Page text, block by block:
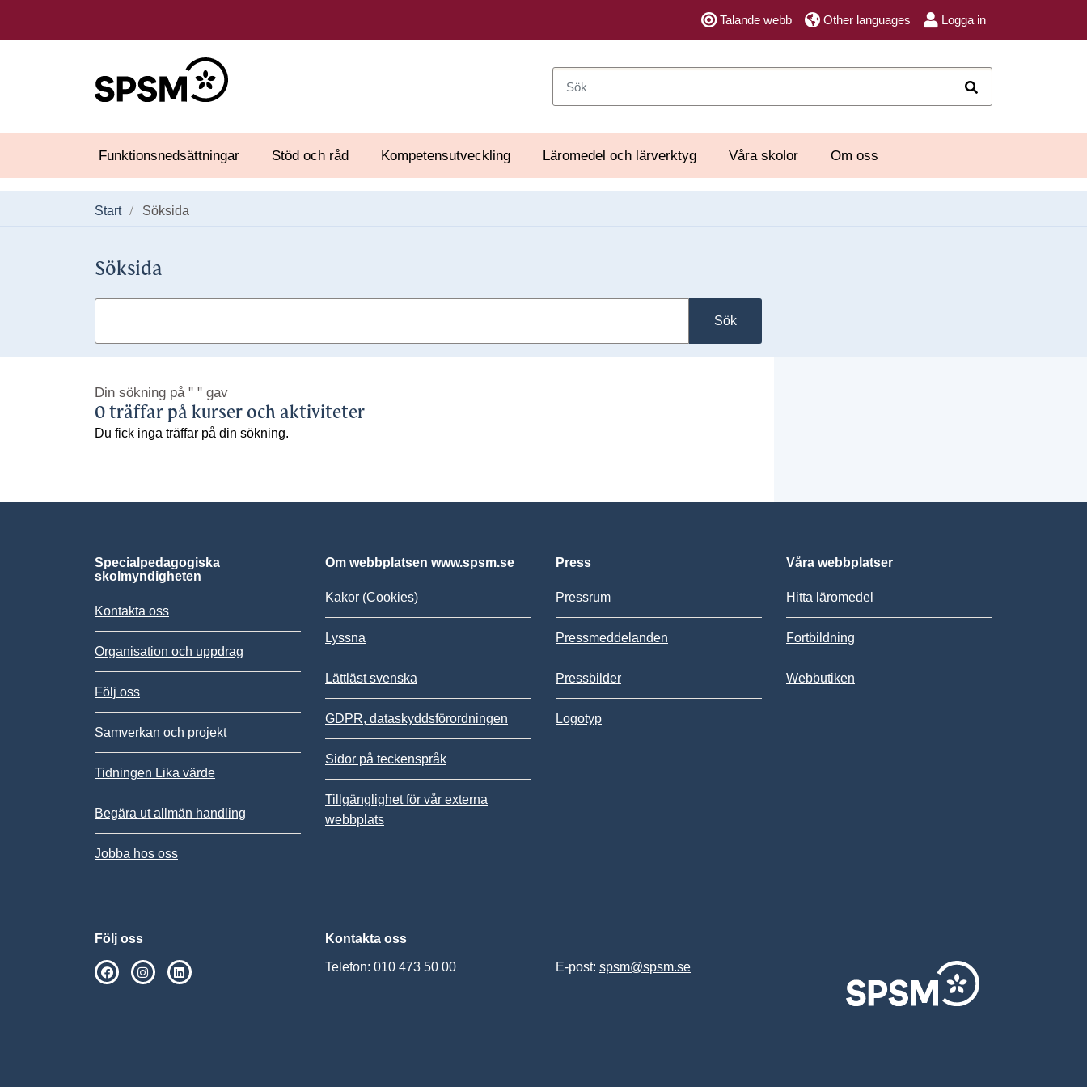
Talande webb Other languages Logga in
Funktionsnedsättningar Stöd och råd Kompetensutveckling Läromedel och lärverktyg Våra skolor Om oss
Start Söksida
Söksida
Sök
Din sökning på " " gav
0 träffar på kurser och aktiviteter
Du fick inga träffar på din sökning.
Specialpedagogiska
skolmyndigheten
Kontakta oss
Organisation och uppdrag
Följ oss
Samverkan och projekt
Tidningen Lika värde
Begära ut allmän handling
Jobba hos oss
Om webbplatsen www.spsm.se
Kakor (Cookies)
Lyssna
Lättläst svenska
GDPR, dataskyddsförordningen
Sidor på teckenspråk
Tillgänglighet för vår externa
webbplats
Press
Pressrum
Pressmeddelanden
Pressbilder
Logotyp
Våra webbplatser
Hitta läromedel
Fortbildning
Webbutiken
Följ oss
SPSM på Facebook
SPSM på Instagram
Kontakta oss
Telefon: 010 473 50 00 E-post: spsm@spsm.se